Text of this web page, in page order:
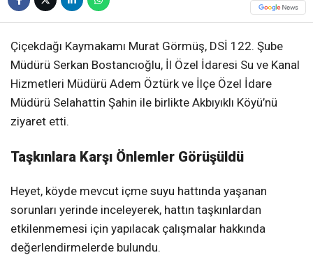
Çiçekdağı Kaymakamı Murat Görmüş, DSİ 122. Şube
Müdürü Serkan Bostancıoğlu, İl Özel İdaresi Su ve Kanal
Hizmetleri Müdürü Adem Öztürk ve İlçe Özel İdare
Müdürü Selahattin Şahin ile birlikte Akbıyıklı Köyü’nü
ziyaret etti.
Taşkınlara Karşı Önlemler Görüşüldü
Heyet, köyde mevcut içme suyu hattında yaşanan
sorunları yerinde inceleyerek, hattın taşkınlardan
etkilenmemesi için yapılacak çalışmalar hakkında
değerlendirmelerde bulundu.